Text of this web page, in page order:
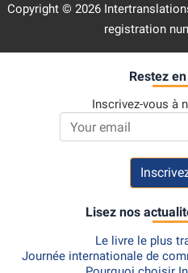
Copyright © 2026
registration
Restez
Inscrivez-vous à
Lisez nos
Le livre le plus
Journée internationale de